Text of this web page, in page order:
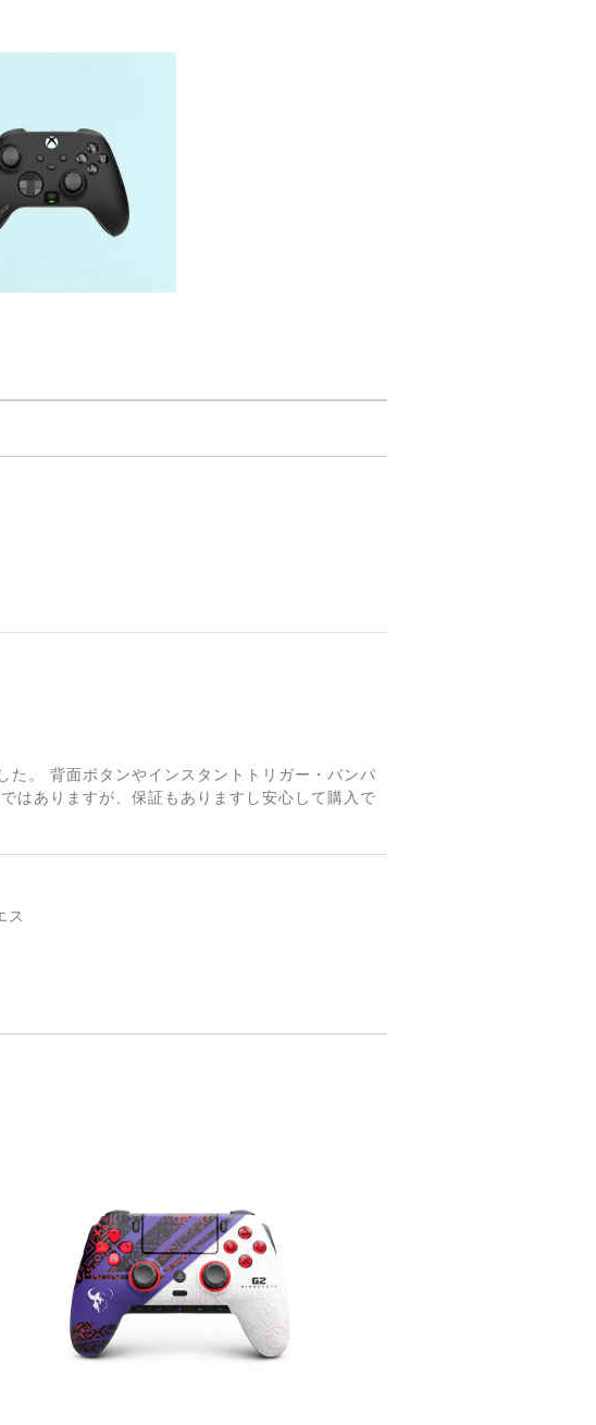
た。 背面ボタンやインスタントトリガー・バンパ
はありますが、保証もありますし安心して購入で
ス
のショップ等も色々調べましたが、ここのショッ